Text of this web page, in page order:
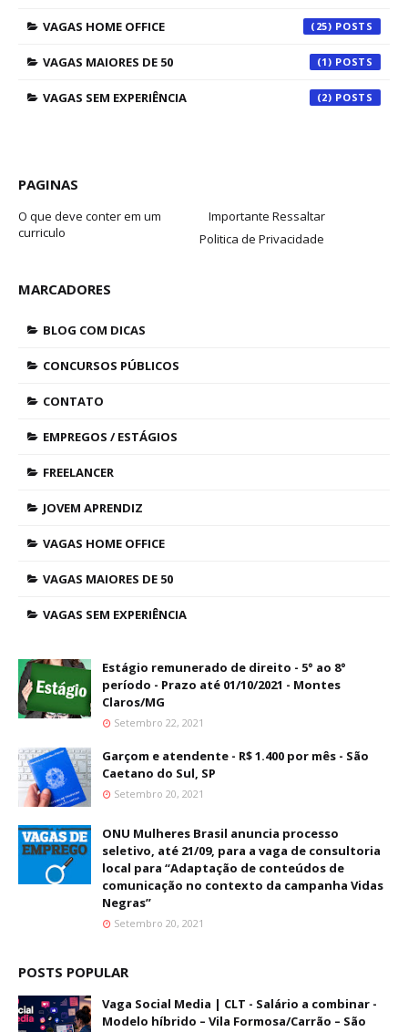
VAGAS HOME OFFICE (25)
VAGAS MAIORES DE 50 (1)
VAGAS SEM EXPERIÊNCIA (2)
PAGINAS
O que deve conter em um
curriculo
Importante Ressaltar
Politica de Privacidade
MARCADORES
BLOG COM DICAS
CONCURSOS PÚBLICOS
CONTATO
EMPREGOS / ESTÁGIOS
FREELANCER
JOVEM APRENDIZ
VAGAS HOME OFFICE
VAGAS MAIORES DE 50
VAGAS SEM EXPERIÊNCIA
Estágio remunerado de direito - 5° ao 8°
período - Prazo até 01/10/2021 - Montes
Claros/MG
Setembro 22, 2021
Garçom e atendente - R$ 1.400 por mês - São
Caetano do Sul, SP
Setembro 20, 2021
ONU Mulheres Brasil anuncia processo
seletivo, até 21/09, para a vaga de consultoria
local para “Adaptação de conteúdos de
comunicação no contexto da campanha Vidas
Negras”
Setembro 20, 2021
POSTS POPULAR
Vaga Social Media | CLT - Salário a combinar -
Modelo híbrido – Vila Formosa/Carrão – São